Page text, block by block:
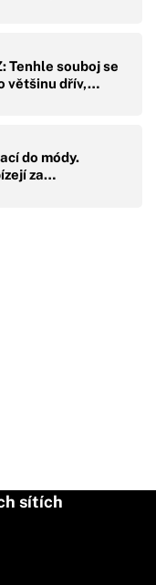
Tenhle souboj se
většinu dřív,…
do módy.
za…
sítích